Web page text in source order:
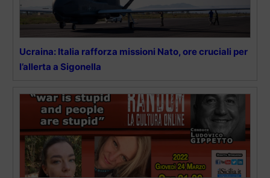
Ucraina: Italia rafforza missioni Nato, ore cruciali per
l’allerta a Sigonella